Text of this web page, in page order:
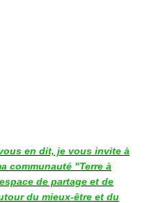
en dit, je vous invite à
communauté "Terre à
de partage et de
du mieux-être et du